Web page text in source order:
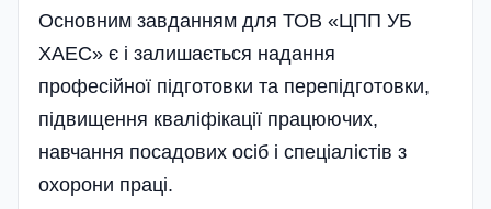
Основним завданням для ТОВ «ЦПП УБ
ХАЕС» є і за­ли­шається надання
професійної підготовки та пере­під­го­товки,
підвищення кваліфікації працюючих,
навчання посадових осіб і спеціалістів з
охорони праці.